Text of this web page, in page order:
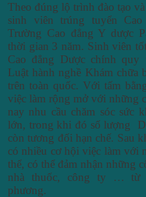
Theo đúng lộ trình đào tạo
sinh viên trúng tuyển
Trường Cao đẳng Y dược
thời gian 3 năm. Sinh viên
Cao đẳng Dược chính
Luật hành nghề Khám chữa
trên toàn quốc. Với tấm
việc làm rộng mở với những
nay nhu cầu chăm sóc sức
lớn, trong khi đó số lượng
còn tương đối hạn chế. Sau
có nhiều cơ hội việc làm với
thể, có thể đảm nhận những
nhà thuốc, công ty … từ
phương.